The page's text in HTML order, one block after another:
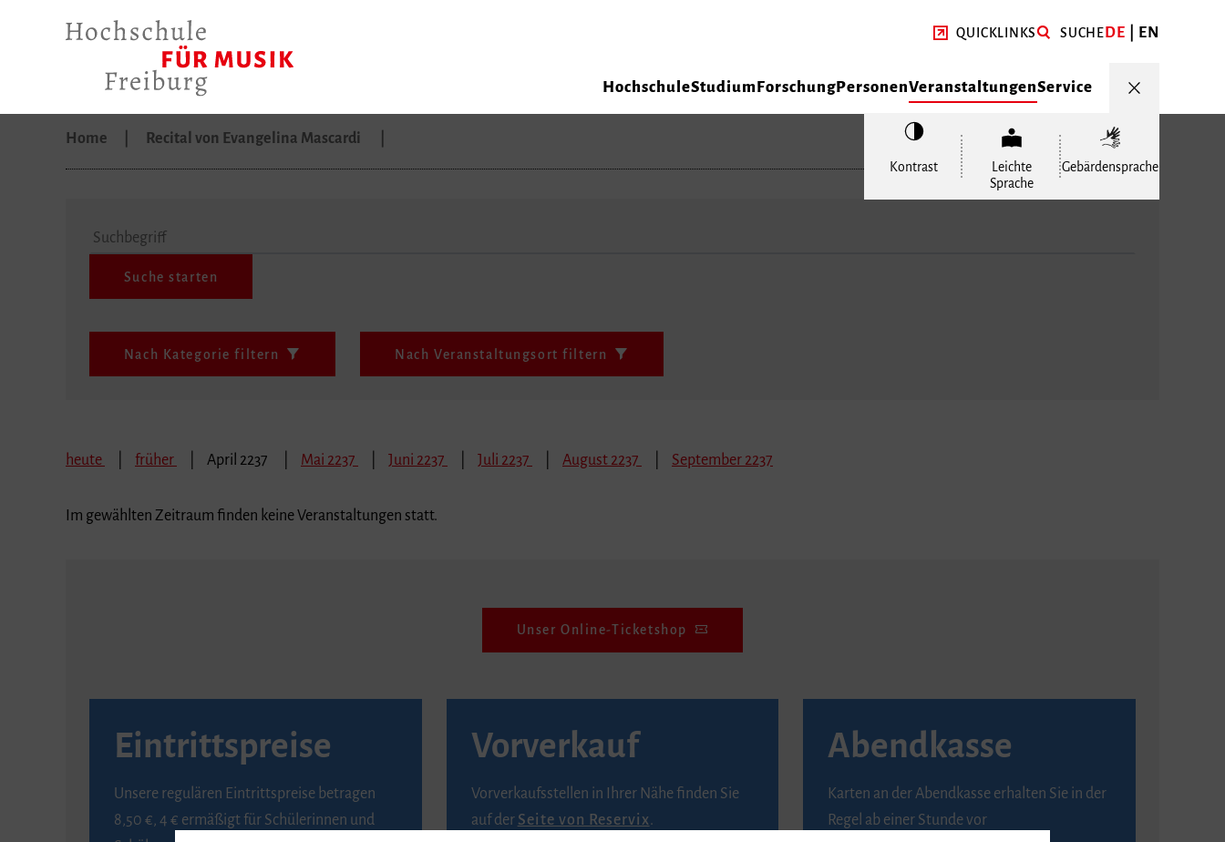
QUICKLINKS SUCHEDE EN
HochschuleStudiumForschungPersonenVeranstaltungenService
Kontrast
Leichte
Sprache
Gebärdensprache
Home Recital von Evangelina Mascardi
Suchbegriff
Nach Kategorie filtern Nach Veranstaltungsort filtern
heute früher April 2237 Mai 2237 Juni 2237 Juli 2237 August 2237 September 2237
Im gewählten Zeitraum finden keine Veranstaltungen statt.
Unser Online-Ticketshop
Eintrittspreise
Unsere regulären Eintrittspreise betragen
8,50 €, 4 € ermäßigt für Schülerinnen und
Vorverkauf
Vorverkaufsstellen in Ihrer Nähe finden Sie
auf der Seite von Reservix.
Abendkasse
Karten an der Abendkasse erhalten Sie in der
Regel ab einer Stunde vor